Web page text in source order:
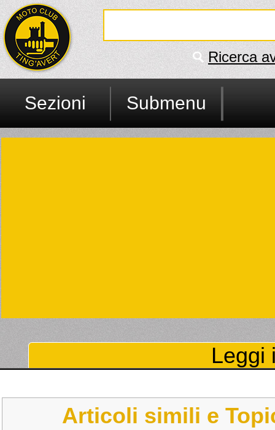
Ricerca
Sezioni Submenu
Leggi
Articoli simili e